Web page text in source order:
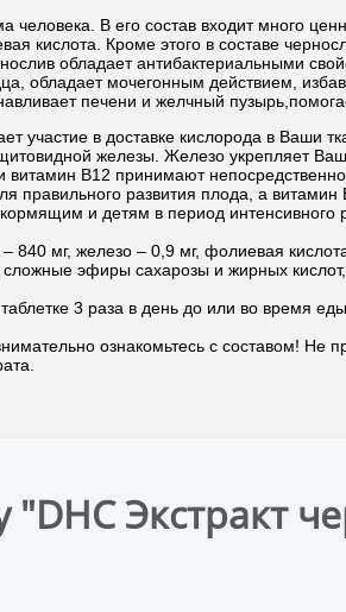
человека. В его состав входит много
кислота. Кроме этого в составе
обладает антибактериальными
обладает мочегонным действием,
печени и желчный
участие в доставке кислорода в Ваши
железы. Железо укрепляет
витамин В12 принимают
правильного развития плода, а
и детям в период интенсивного
840 мг, железо – 0,9 мг, фолиевая
эфиры сахарозы и жирных
3 раза в день до или во время
ознакомьтесь с составом! Не
"DHC Экстракт